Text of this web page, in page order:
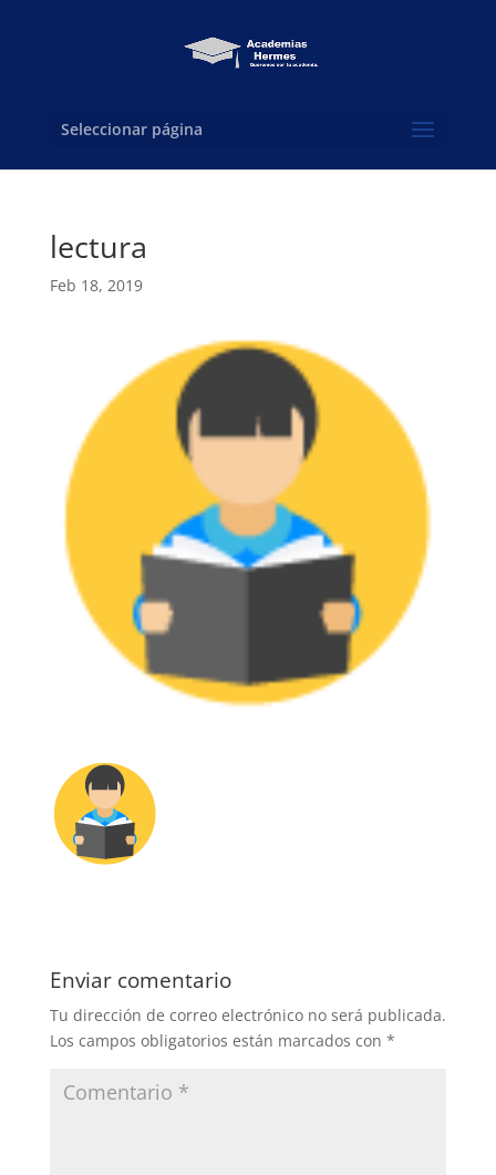
Seleccionar página
lectura
Feb 18, 2019
Enviar comentario
Tu dirección de correo electrónico no será publicada.
Los campos obligatorios están marcados con *